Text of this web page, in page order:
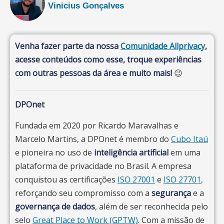
Essas métricas ajudam a transformar algo
invisível — o comportamento — em dados
estratégicos para tomada de decisão.
Vinicius Gonçalves
Venha fazer parte da nossaComunidade Allprivacy,
acesse conteúdos como esse, troque experiências
com outras pessoas da área e muito mais! 😉
DPOnet
Fundada em 2020 por Ricardo Maravalhas e
Marcelo Martins, a DPOnet é membro do Cubo Itaú
e pioneira no uso de inteligência artificialem uma
plataforma de privacidade no Brasil. A empresa
conquistou as certificações ISO 27001 e ISO 27701,
reforçando seu compromisso com a segurançae a
governança de dados, além de ser reconhecida pelo
selo Great Place to Work (GPTW). Com a missão de